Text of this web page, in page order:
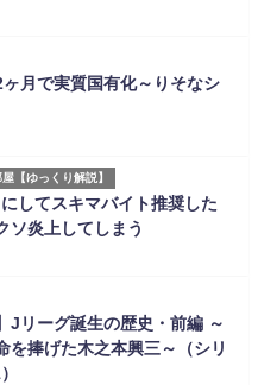
月で実質国有化～りそなシ
【ゆっくり解説】
してスキマバイト推奨した
ソ炎上してしまう
Jリーグ誕生の歴史・前編 ～
を捧げた木之本興三～（シリ